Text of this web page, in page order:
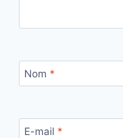
Nom *
E-mail *